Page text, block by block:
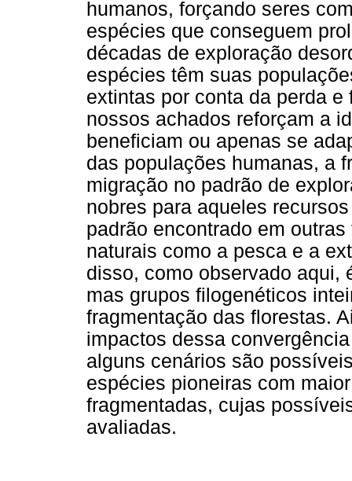
humanos, forçando seres
espécies que conseguem
décadas de exploração
espécies têm suas
extintas por conta da perda
nossos achados reforçam a
beneficiam ou apenas se
das populações humanas, a
migração no padrão de
nobres para aqueles
padrão encontrado em
naturais como a pesca e a
disso, como observado aqui,
mas grupos filogenéticos
fragmentação das florestas.
impactos dessa
alguns cenários são
espécies pioneiras com
fragmentadas, cujas
avaliadas.